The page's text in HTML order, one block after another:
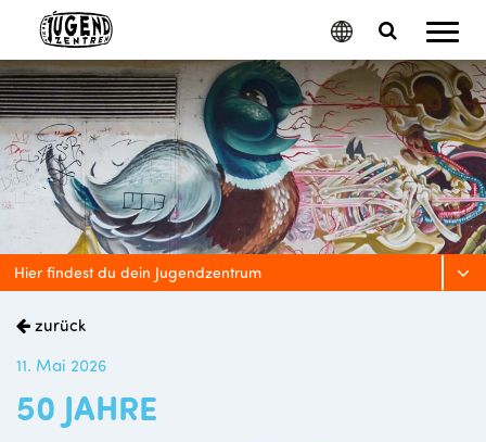
Menu
Toggle
Search
Google
Translate
Hier findest du dein Jugendzentrum
zurück
11. Mai 2026
50 JAHRE